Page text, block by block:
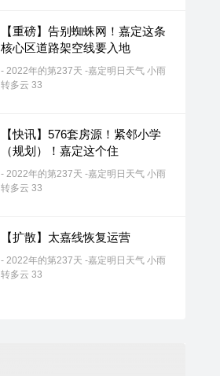
【重磅】告别蜘蛛网！嘉定这条
核心区道路架空线要入地
- 2022年的第237天 -嘉定明日天气 小雨
转多云 33
【快讯】576套房源！紧邻小学
（规划）！嘉定这个住
- 2022年的第237天 -嘉定明日天气 小雨
转多云 33
【扩散】太嘉线恢复运营
- 2022年的第237天 -嘉定明日天气 小雨
转多云 33